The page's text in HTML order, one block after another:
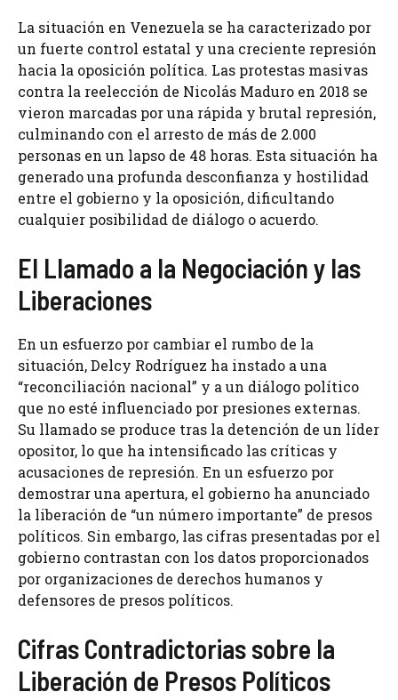
La situación en Venezuela se ha caracterizado por
un fuerte control estatal y una creciente represión
hacia la oposición política. Las protestas masivas
contra la reelección de Nicolás Maduro en 2018 se
vieron marcadas por una rápida y brutal represión,
culminando con el arresto de más de 2.000
personas en un lapso de 48 horas. Esta situación ha
generado una profunda desconfianza y hostilidad
entre el gobierno y la oposición, dificultando
cualquier posibilidad de diálogo o acuerdo.
El Llamado a la Negociación y las
Liberaciones
En un esfuerzo por cambiar el rumbo de la
situación, Delcy Rodríguez ha instado a una
“reconciliación nacional” y a un diálogo político
que no esté influenciado por presiones externas.
Su llamado se produce tras la detención de un líder
opositor, lo que ha intensificado las críticas y
acusaciones de represión. En un esfuerzo por
demostrar una apertura, el gobierno ha anunciado
la liberación de “un número importante” de presos
políticos. Sin embargo, las cifras presentadas por el
gobierno contrastan con los datos proporcionados
por organizaciones de derechos humanos y
defensores de presos políticos.
Cifras Contradictorias sobre la
Liberación de Presos Políticos